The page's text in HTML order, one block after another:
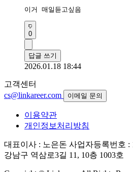
이거 매일듣고싶음
0
답글 쓰기
2026.01.18 18:44
고객센터
cs@linkareer.com
이메일 문의
이용약관
개인정보처리방침
대표이사 : 노은돈 사업자등록번호 :
강남구 역삼로3길 11, 10층 1003호